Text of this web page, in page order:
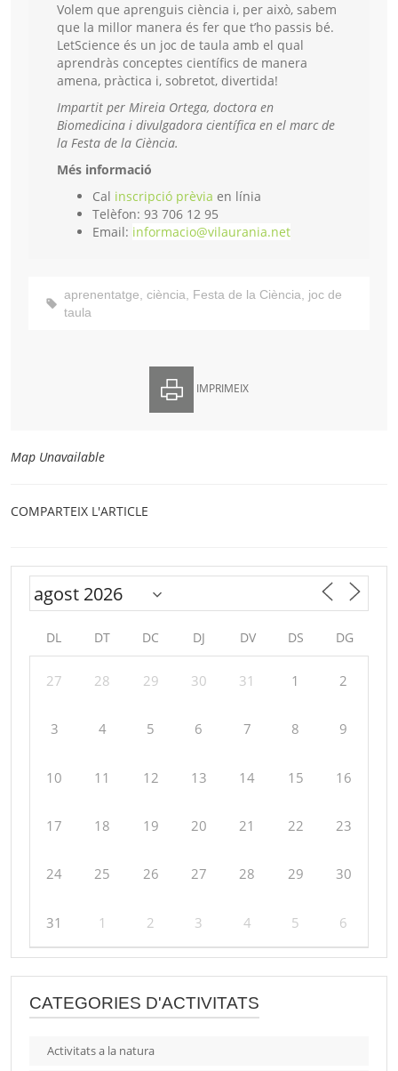
Volem que aprenguis ciència i, per això, sabem
que la millor manera és fer que t’ho passis bé.
LetScience és un joc de taula amb el qual
aprendràs conceptes científics de manera
amena, pràctica i, sobretot, divertida!
Impartit per Mireia Ortega, doctora en
Biomedicina i divulgadora científica en el marc de
la Festa de la Ciència.
Més informació
Cal inscripció prèvia en línia
Telèfon: 93 706 12 95
Email: informacio@vilaurania.net
aprenentatge ciència Festa de la Ciència
joc de
taula
IMPRIMEIX
Map Unavailable
COMPARTEIX L'ARTICLE
DL DT DC DJ DV DS DG
27 28 29 30 31 1 2
3 4 5 6 7 8 9
10 11 12 13 14 15 16
17 18 19 20 21 22 23
24 25 26 27 28 29 30
31 1 2 3 4 5 6
CATEGORIES D'ACTIVITATS
Activitats a la natura